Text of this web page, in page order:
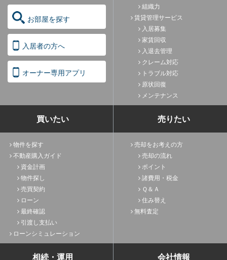
お部屋を探す
入居者の方へ
オーナー専用アプリ
組織力
賃貸管理サービス
入居募集
家賃回収
入退去管理
クレーム対応
トラブル対応
原状回復
メンテナンス
買いたい
物件を探す
不動産購入ガイド
資金計画
物件探し
売買契約
ローン
最終確認
引渡し支払い
ローンシミュレーション
売りたい
売却をお考えの方
売却の流れ
ポイント
諸費用・税金
Ｑ＆Ａ
住み替え
無料査定
相続・運用 会社情報